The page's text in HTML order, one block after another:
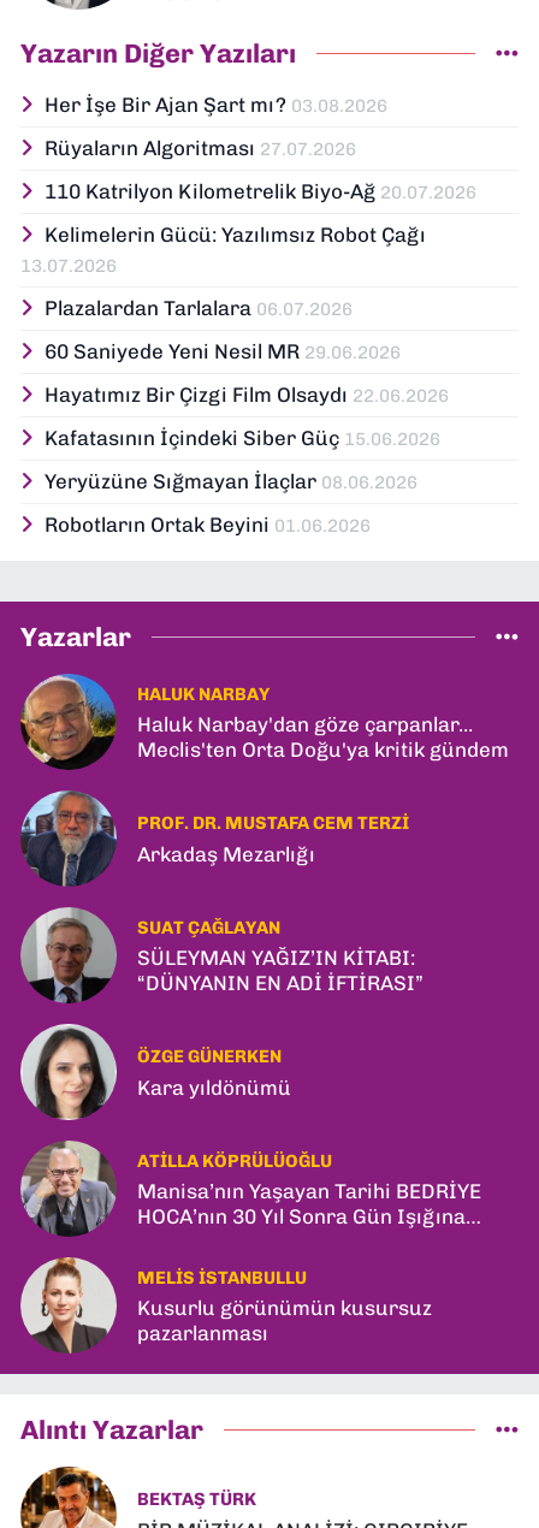
konular arasında yer alıyor.
Dokuzeylul.com’da yazar olarak görev
yapıyorum. Güncel olayları tarafsız,
alıyor; İzmir’den teknoloji dünyasına dair
yorumlarımı paylaşıyorum. Takipte kalın!
🚀
Yazarın Diğer Yazıları
Her İşe Bir Ajan Şart mı? 03.08.2026
Rüyaların Algoritması 27.07.2026
110 Katrilyon Kilometrelik Biyo-Ağ 20.07.2026
Kelimelerin Gücü: Yazılımsız Robot Çağı
13.07.2026
Plazalardan Tarlalara 06.07.2026
60 Saniyede Yeni Nesil MR 29.06.2026
Hayatımız Bir Çizgi Film Olsaydı 22.06.2026
Kafatasının İçindeki Siber Güç 15.06.2026
Yeryüzüne Sığmayan İlaçlar 08.06.2026
Robotların Ortak Beyini 01.06.2026
Yazarlar
HALUK NARBAY
Haluk Narbay'dan göze çarpanlar...
Meclis'ten Orta Doğu'ya kritik gündem
PROF. DR. MUSTAFA CEM TERZI
Arkadaş Mezarlığı
SUAT ÇAĞLAYAN
SÜLEYMAN YAĞIZ’IN KİTABI:
“DÜNYANIN EN ADİ İFTİRASI”
ÖZGE GÜNERKEN
Kara yıldönümü
ATILLA KÖPRÜLÜOĞLU
Manisa’nın Yaşayan Tarihi BEDRİYE
HOCA’nın 30 Yıl Sonra Gün Işığına
MELIS İSTANBULLU
Kusurlu görünümün kusursuz
pazarlanması
Alıntı Yazarlar
BEKTAŞ TÜRK